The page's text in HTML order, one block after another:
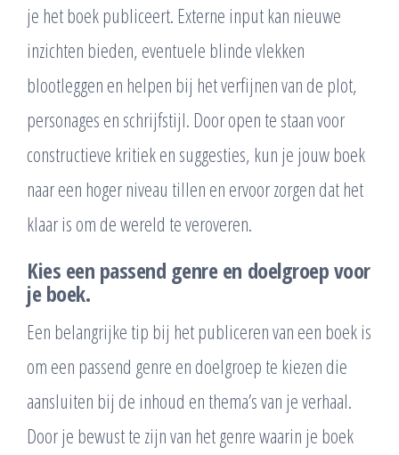
je het boek publiceert. Externe input kan nieuwe
inzichten bieden, eventuele blinde vlekken
blootleggen en helpen bij het verfijnen van de plot,
personages en schrijfstijl. Door open te staan voor
constructieve kritiek en suggesties, kun je jouw boek
naar een hoger niveau tillen en ervoor zorgen dat het
klaar is om de wereld te veroveren.
Kies een passend genre en doelgroep voor
je boek.
Een belangrijke tip bij het publiceren van een boek is
om een passend genre en doelgroep te kiezen die
aansluiten bij de inhoud en thema’s van je verhaal.
Door je bewust te zijn van het genre waarin je boek